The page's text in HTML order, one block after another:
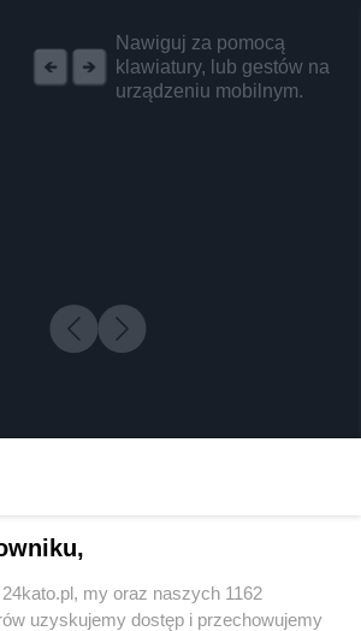
Nawiguj za pomocą
klawiatury, lub gestów na
urządzeniu mobilnym.
lokalnych
my oraz naszych 1162
uzyskujemy dostęp i przechowujemy